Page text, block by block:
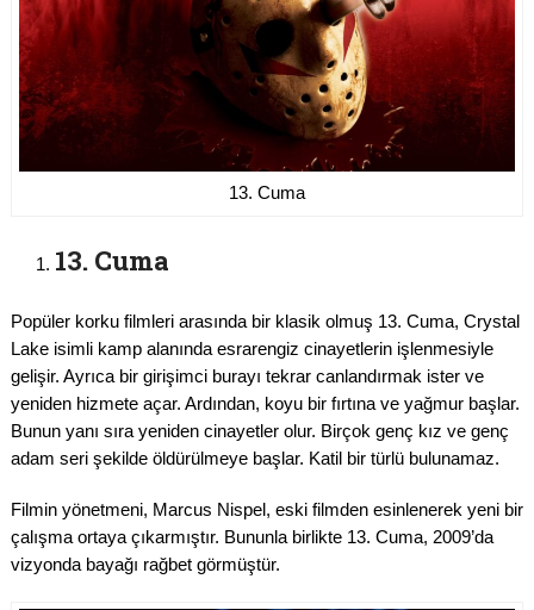
13. Cuma
13. Cuma
Popüler korku filmleri arasında bir klasik olmuş 13. Cuma, Crystal
Lake isimli kamp alanında esrarengiz cinayetlerin işlenmesiyle
gelişir. Ayrıca bir girişimci burayı tekrar canlandırmak ister ve
yeniden hizmete açar. Ardından, koyu bir fırtına ve yağmur başlar.
Bunun yanı sıra yeniden cinayetler olur. Birçok genç kız ve genç
adam seri şekilde öldürülmeye başlar. Katil bir türlü bulunamaz.
Filmin yönetmeni, Marcus Nispel, eski filmden esinlenerek yeni bir
çalışma ortaya çıkarmıştır. Bununla birlikte 13. Cuma, 2009’da
vizyonda bayağı rağbet görmüştür.